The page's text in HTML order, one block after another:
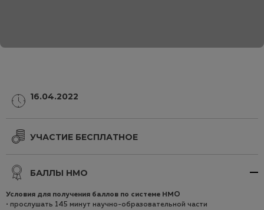
16.04.2022
УЧАСТИЕ БЕСПЛАТНОЕ
БАЛЛЫ НМО
Условия для получения баллов по системе НМO
• прослушать 145 минут научно-образовательной части